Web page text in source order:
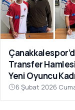
Transfer
Yeni Oyuncu
Katıldı
6 Şubat 2026